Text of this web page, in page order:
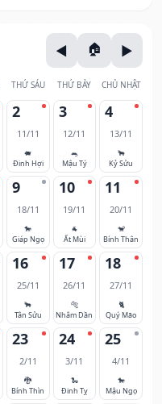
THỨ SÁU THỨ BẢY CHỦ NHẬT
2
11/11
🐖
Đinh Hợi
3
12/11
🐀
Mậu Tý
4
13/11
🐂
Kỷ Sửu
9
18/11
🐎
Giáp Ngọ
10
19/11
🐐
Ất Mùi
11
20/11
🐒
Bính Thân
16
25/11
🐂
Tân Sửu
17
26/11
🐅
Nhâm Dần
18
27/11
🐈
Quý Mão
23
2/11
🐉
Bính Thìn
24
3/11
🐍
Đinh Tỵ
25
4/11
🐎
Mậu Ngọ